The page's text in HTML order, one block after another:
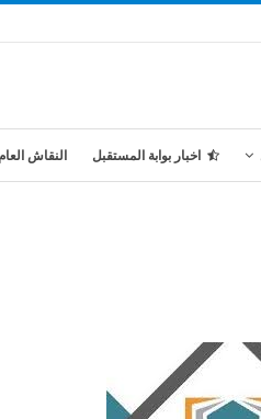
اخبار بوابة المستقبل النقاش العام